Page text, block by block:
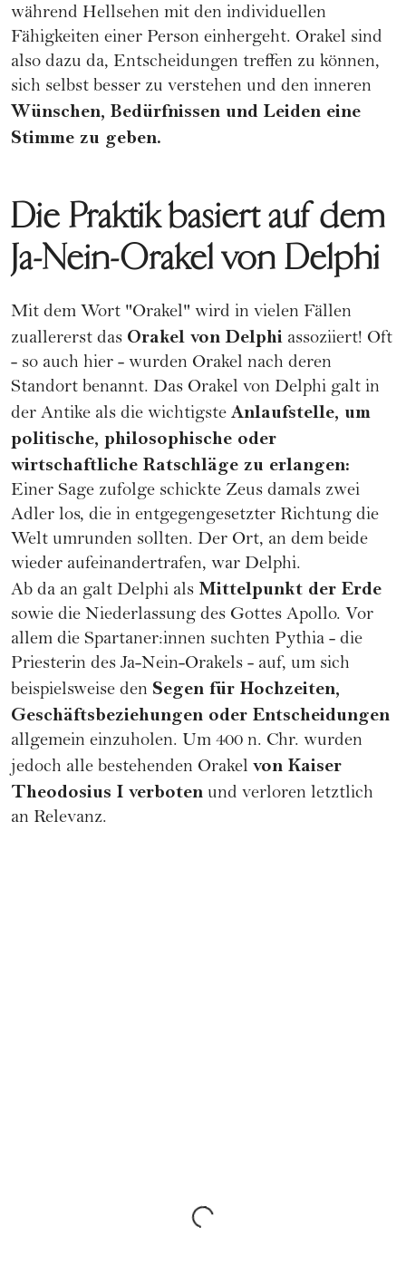
während Hellsehen mit den individuellen
Fähigkeiten einer Person einhergeht. Orakel sind
also dazu da, Entscheidungen treffen zu können,
sich selbst besser zu verstehen und den inneren
Wünschen, Bedürfnissen und Leiden eine
Stimme zu geben.
Die Praktik basiert auf dem
Ja-Nein-Orakel von Delphi
Mit dem Wort "Orakel" wird in vielen Fällen
zuallererst das Orakel von Delphi assoziiert! Oft
- so auch hier - wurden Orakel nach deren
Standort benannt. Das Orakel von Delphi galt in
der Antike als die wichtigste Anlaufstelle, um
politische, philosophische oder
wirtschaftliche Ratschläge zu erlangen:
Einer Sage zufolge schickte Zeus damals zwei
Adler los, die in entgegengesetzter Richtung die
Welt umrunden sollten. Der Ort, an dem beide
wieder aufeinandertrafen, war Delphi.
Ab da an galt Delphi als Mittelpunkt der Erde
sowie die Niederlassung des Gottes Apollo. Vor
allem die Spartaner:innen suchten Pythia - die
Priesterin des Ja-Nein-Orakels - auf, um sich
beispielsweise den Segen für Hochzeiten,
Geschäftsbeziehungen oder Entscheidungen
allgemein einzuholen. Um 400 n. Chr. wurden
jedoch alle bestehenden Orakel von Kaiser
Theodosius I verboten und verloren letztlich
an Relevanz.